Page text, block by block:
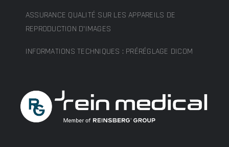
ASSURANCE QUALITÉ SUR LES APPAREILS DE
REPRODUCTION D’IMAGES
INFORMATIONS TECHNIQUES : PRÉRÉGLAGE DICOM